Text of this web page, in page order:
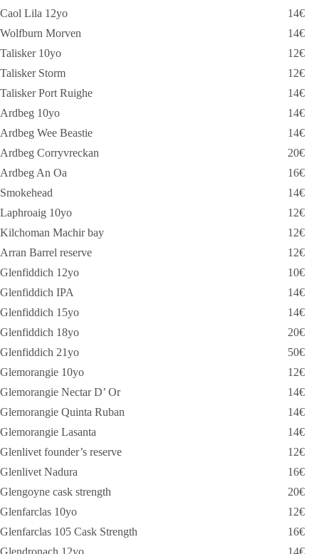
Caol Lila 12yo
14€
Wolfburn Morven
14€
Talisker 10yo
12€
Talisker Storm
12€
Talisker Port Ruighe
14€
Ardbeg 10yo
14€
Ardbeg Wee Beastie
14€
Ardbeg Corryvreckan
20€
Ardbeg An Oa
16€
Smokehead
14€
Laphroaig 10yo
12€
Kilchoman Machir bay
12€
Arran Barrel reserve
12€
Glenfiddich 12yo
10€
Glenfiddich IPA
14€
Glenfiddich 15yo
14€
Glenfiddich 18yo
20€
Glenfiddich 21yo
50€
Glemorangie 10yo
12€
Glemorangie Nectar D’ Or
14€
Glemorangie Quinta Ruban
14€
Glemorangie Lasanta
14€
Glenlivet founder’s reserve
12€
Glenlivet Nadura
16€
Glengoyne cask strength
20€
Glenfarclas 10yo
12€
Glenfarclas 105 Cask Strength
16€
Glendronach 12yo
14€